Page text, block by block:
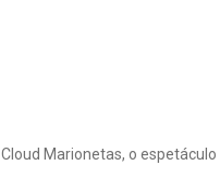
Marionetas, o espetáculo